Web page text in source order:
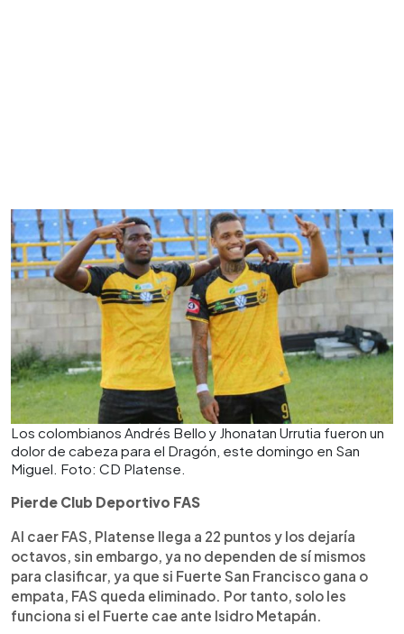
Los colombianos Andrés Bello y Jhonatan Urrutia fueron un
dolor de cabeza para el Dragón, este domingo en San
Miguel. Foto: CD Platense.
Pierde Club Deportivo FAS
Al caer FAS, Platense llega a 22 puntos y los dejaría
octavos, sin embargo, ya no dependen de sí mismos
para clasificar, ya que si Fuerte San Francisco gana o
empata, FAS queda eliminado. Por tanto, solo les
funciona si el Fuerte cae ante Isidro Metapán.